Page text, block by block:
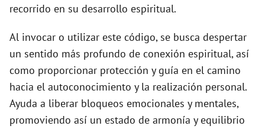
recorrido en su desarrollo espiritual.
Al invocar o utilizar este código, se busca despertar
un sentido más profundo de conexión espiritual, así
como proporcionar protección y guía en el camino
hacia el autoconocimiento y la realización personal.
Ayuda a liberar bloqueos emocionales y mentales,
promoviendo así un estado de armonía y equilibrio